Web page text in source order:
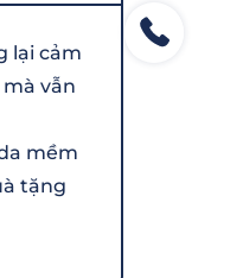
lại cảm
vẫn
mềm
tặng